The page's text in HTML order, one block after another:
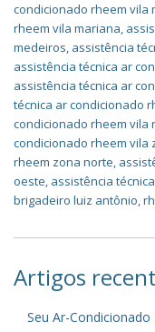
condicionado rheem vila
rheem vila mariana,
medeiros, assistência
assistência técnica ar
assistência técnica ar
técnica ar condicionado
condicionado rheem vila
condicionado rheem vila
rheem zona norte,
oeste, assistência
brigadeiro luiz antônio,
Artigos
Seu Ar-